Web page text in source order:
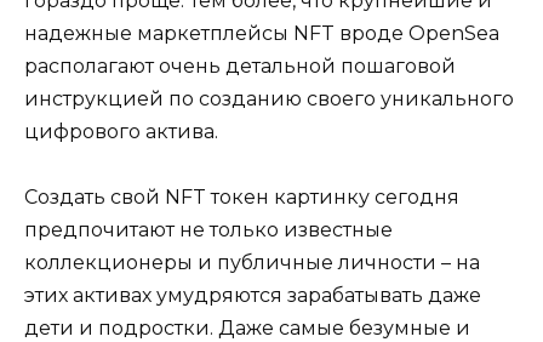
надежные маркетплейсы NFT вроде OpenSea
располагают очень детальной пошаговой
инструкцией по созданию своего уникального
цифрового актива.
Создать свой NFT токен картинку сегодня
предпочитают не только известные
коллекционеры и публичные личности – на
этих активах умудряются зарабатывать даже
дети и подростки. Даже самые безумные и